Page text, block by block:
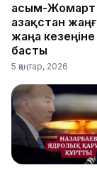
Қасым-Жомарт
Қазақстан
жаңа
басты
5 қаңтар, 2026